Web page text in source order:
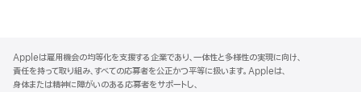
p
p
l
Appleは雇用機会の均等化を支援する企業であり、一体性と多様性の実現に向け、
責任を持って取り組み、すべての応募者を公正かつ平等に扱います。Appleは、
身体または精神に障がいのある応募者をサポートし、